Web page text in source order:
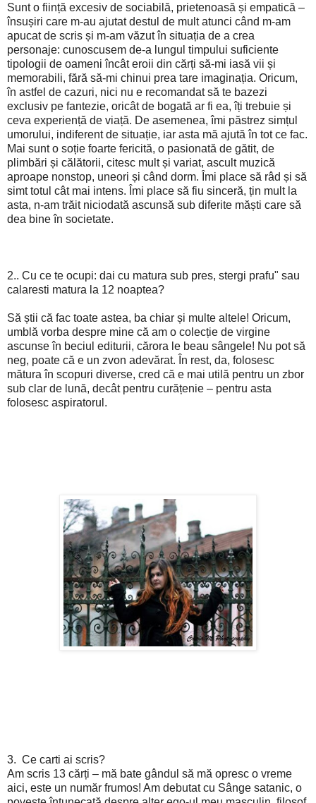
Sunt o ființă excesiv de sociabilă, prietenoasă și empatică –
însușiri care m-au ajutat destul de mult atunci când m-am
apucat de scris și m-am văzut în situația de a crea
personaje: cunoscusem de-a lungul timpului suficiente
tipologii de oameni încât eroii din cărți să-mi iasă vii și
memorabili, fără să-mi chinui prea tare imaginația. Oricum,
în astfel de cazuri, nici nu e recomandat să te bazezi
exclusiv pe fantezie, oricât de bogată ar fi ea, îți trebuie și
ceva experiență de viață. De asemenea, îmi păstrez simțul
umorului, indiferent de situație, iar asta mă ajută în tot ce fac.
Mai sunt o soție foarte fericită, o pasionată de gătit, de
plimbări și călătorii, citesc mult și variat, ascult muzică
aproape nonstop, uneori și când dorm. Îmi place să râd și să
simt totul cât mai intens. Îmi place să fiu sinceră, țin mult la
asta, n-am trăit niciodată ascunsă sub diferite măști care să
dea bine în societate.
2.. Cu ce te ocupi: dai cu matura sub pres, stergi prafu" sau
calaresti matura la 12 noaptea?
Să știi că fac toate astea, ba chiar și multe altele! Oricum,
umblă vorba despre mine că am o colecție de virgine
ascunse în beciul editurii, cărora le beau sângele! Nu pot să
neg, poate că e un zvon adevărat. În rest, da, folosesc
mătura în scopuri diverse, cred că e mai utilă pentru un zbor
sub clar de lună, decât pentru curățenie – pentru asta
folosesc aspiratorul.
3. Ce carti ai scris?
Am scris 13 cărți – mă bate gândul să mă opresc o vreme
aici, este un număr frumos! Am debutat cu Sânge satanic, o